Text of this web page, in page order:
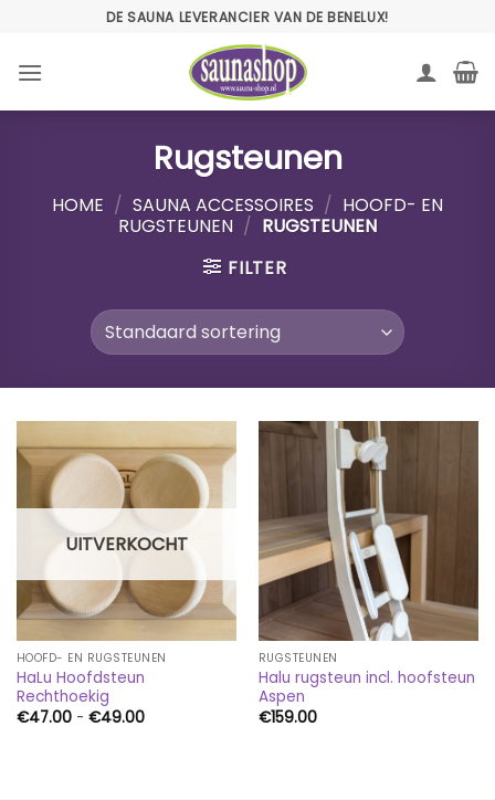
inhoud
DE SAUNA LEVERANCIER VAN DE BENELUX!
Rugsteunen
HOME / SAUNA ACCESSOIRES / HOOFD- EN
RUGSTEUNEN / RUGSTEUNEN
FILTER
UITVERKOCHT
HOOFD- EN RUGSTEUNEN
HaLu Hoofdsteun
Rechthoekig
€47.00 - €49.00Prijsklasse:
RUGSTEUNEN
Halu rugsteun incl. hoofsteun
Aspen
€159.00